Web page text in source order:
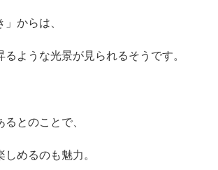
からは、
るような光景が見られるそうです。
とのことで、
めるのも魅力。